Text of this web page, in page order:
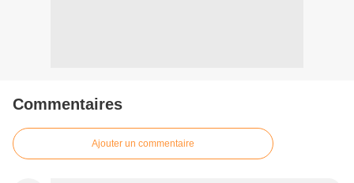
Commentaires
Ajouter un commentaire